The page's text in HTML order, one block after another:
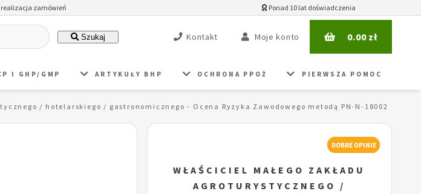
zamówień Ponad 10 lat doświadczenia
Szukaj Kontakt Moje konto 0.00zł
I GHP/GMP ARTYKUŁY BHP OCHRONA PPOŻ PIERWSZA POMOC
/ hotelarskiego / gastronomicznego - Ocena Ryzyka Zawodowego metodą PN-N-18002
DOBRE OPINIE
WŁAŚCICIEL MAŁEGO ZAKŁADU
AGROTURYSTYCZNEGO /